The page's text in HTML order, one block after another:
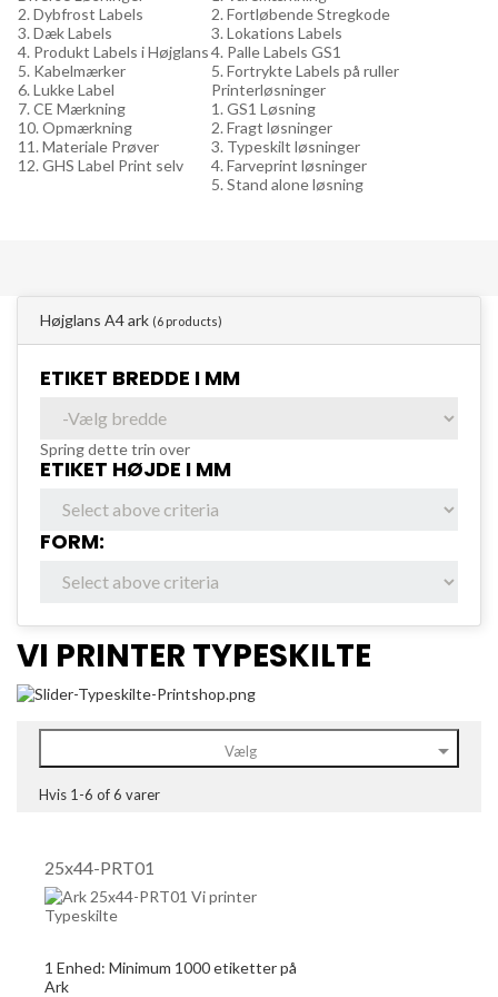
2. Dybfrost Labels
3. Dæk Labels
4. Produkt Labels i Højglans
5. Kabelmærker
6. Lukke Label
7. CE Mærkning
10. Opmærkning
11. Materiale Prøver
12. GHS Label Print selv
2. Fortløbende Stregkode
3. Lokations Labels
4. Palle Labels GS1
5. Fortrykte Labels på ruller
Printerløsninger
1. GS1 Løsning
2. Fragt løsninger
3. Typeskilt løsninger
4. Farveprint løsninger
5. Stand alone løsning
Højglans A4 ark (6 products)
ETIKET BREDDE I MM
Spring dette trin over
ETIKET HØJDE I MM
FORM:
VI PRINTER TYPESKILTE
Vælg 
Hvis 1-6 of 6 varer
25x44-PRT01
1 Enhed: Minimum 1000etiketter på
Ark